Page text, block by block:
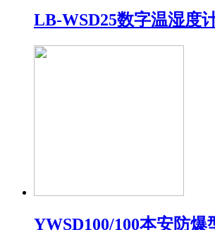
LB-WSD25数字温湿度
YWSD100/100本安防爆